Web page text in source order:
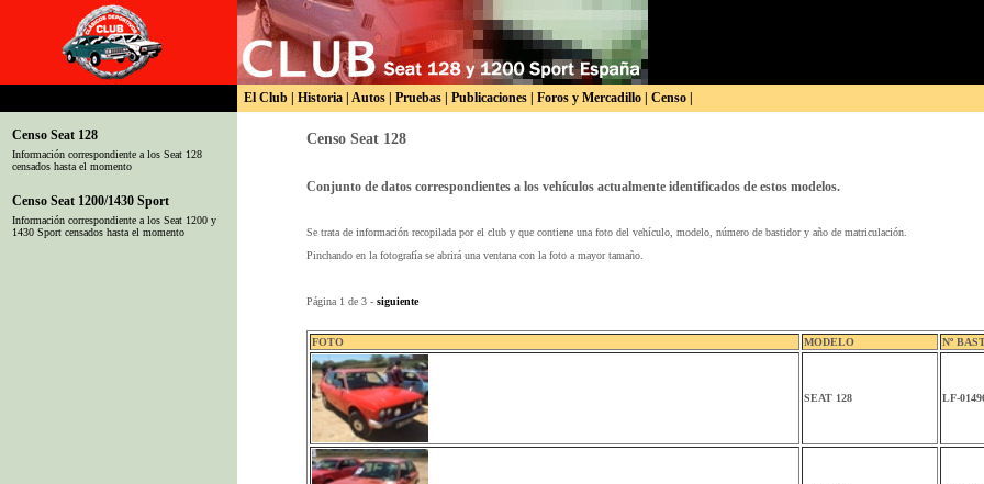
El Club Historia Autos Pruebas Publicaciones Foros y Mercadillo Censo
Censo Seat 128
Información correspondiente a los Seat 128
censados hasta el momento
Censo Seat 1200/1430 Sport
Información correspondiente a los Seat 1200 y
1430 Sport censados hasta el momento
Censo Seat 128
Conjunto de datos correspondientes a los vehículos actualmente identificados de estos modelos.
Se trata de información recopilada por el club y que contiene una foto del vehículo, modelo, número de bastidor y año de matriculación.
Pinchando en la fotografía se abrirá una ventana con la foto a mayor tamaño.
Página 1 de 3 - siguiente
FOTO MODELO Nº
SEAT 128 LF-